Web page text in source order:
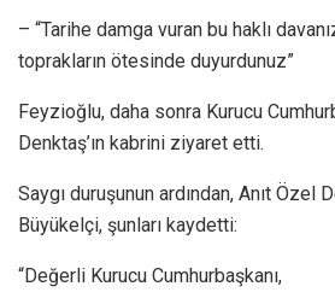
– “Tarihe damga vuran bu haklı
toprakların ötesinde duyurdunuz”
Feyzioğlu, daha sonra Kurucu
Denktaş’ın kabrini ziyaret etti.
Saygı duruşunun ardından, Anıt Özel
Büyükelçi, şunları kaydetti:
“Değerli Kurucu Cumhurbaşkanı,